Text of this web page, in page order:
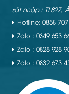
sát nhập : TL827,
Hotline: 0858
Zalo : 0349 653
Zalo : 0828 928
Zalo : 0832 673